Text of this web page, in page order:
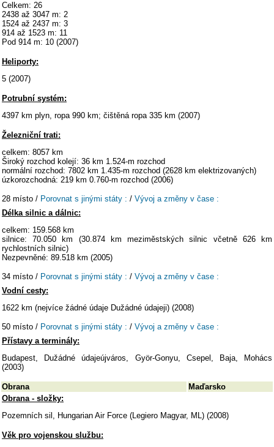
Celkem: 26
2438 až 3047 m: 2
1524 až 2437 m: 3
914 až 1523 m: 11
Pod 914 m: 10 (2007)
Heliporty:
5 (2007)
Potrubní systém:
4397 km plyn, ropa 990 km; čištěná ropa 335 km (2007)
Železniční trati:
celkem: 8057 km
Široký rozchod kolejí: 36 km 1.524-m rozchod
normální rozchod: 7802 km 1.435-m rozchod (2628 km elektrizovaných)
úzkorozchodná: 219 km 0.760-m rozchod (2006)
28 místo / Porovnat s jinými státy : / Vývoj a změny v čase :
Délka silnic a dálnic:
celkem: 159.568 km
silnice: 70.050 km (30.874 km meziměstských silnic včetně 626 km
rychlostních silnic)
Nezpevněné: 89.518 km (2005)
34 místo / Porovnat s jinými státy : / Vývoj a změny v čase :
Vodní cesty:
1622 km (nejvíce žádné údaje Dužádné údajeji) (2008)
50 místo / Porovnat s jinými státy : / Vývoj a změny v čase :
Přístavy a terminály:
Budapest, Dužádné údajeújváros, Györ-Gonyu, Csepel, Baja, Mohács
(2003)
Obrana
Maďarsko
Obrana - složky:
Pozemních sil, Hungarian Air Force (Legiero Magyar, ML) (2008)
Věk pro vojenskou službu: